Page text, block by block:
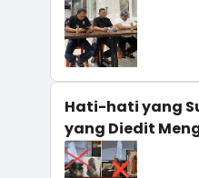
Hati-hati yang
yang Diedit